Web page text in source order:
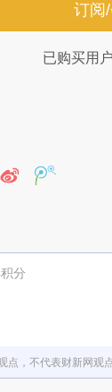
订阅
已购买用
分
点，不代表财新网观